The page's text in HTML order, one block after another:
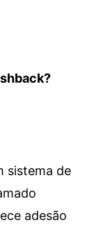
sistema de
adesão